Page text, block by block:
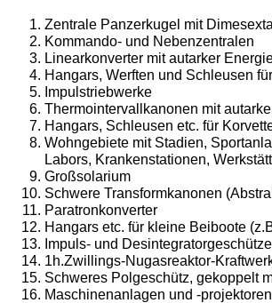
Zentrale Panzerkugel mit
Kommando- und Nebenzentralen
Linearkonverter mit autarker
Hangars, Werften und Schleusen
Impulstriebwerke
Thermointervallkanonen mit
Hangars, Schleusen etc. für
Wohngebiete mit Stadien,
Labors, Krankenstationen,
Großsolarium
Schwere Transformkanonen
Paratronkonverter
Hangars etc. für kleine Beiboote
Impuls- und Desintegratorgeschütze
1h.Zwillings-Nugasreaktor-
Schweres Polgeschütz, gekoppelt
Maschinenanlagen und -